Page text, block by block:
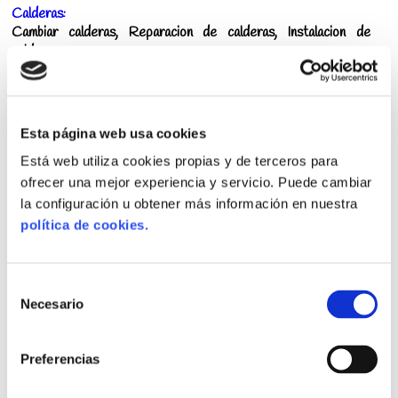
Esta página web usa cookies
Está web utiliza cookies propias y de terceros para
ofrecer una mejor experiencia y servicio. Puede cambiar
la configuración u obtener más información en nuestra
política de cookies.
Necesario
Preferencias
Calderas:
Cambiar calderas, Reparacion de calderas, Instalacion de
calderas.
Tuberias, Certificados de Gas emitidos por Instaladores y
Técnicos Oficiales de Gas Natural Autorizados por Industria.
Reductor de Presion de Agua:
Instalar regulador de presion de agua, Cambiar válvula
reductora de presión de agua, etc.
Don Aviso BuenaVista, tiene los mejores
fontaneros